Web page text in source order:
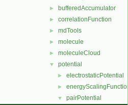
► bufferedAccumulator
► correlationFunction
► mdTools
► molecule
► moleculeCloud
▼ potential
► electrostaticPotential
► energyScalingFunction
▼ pairPotential